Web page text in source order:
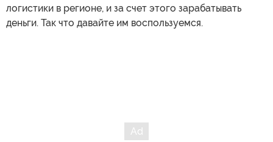
логистики в регионе, и за счет этого зарабатывать
деньги. Так что давайте им воспользуемся.